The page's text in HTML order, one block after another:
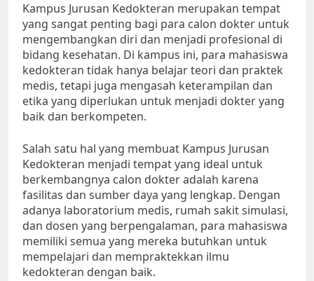
Kampus Jurusan Kedokteran merupakan tempat
yang sangat penting bagi para calon dokter untuk
mengembangkan diri dan menjadi profesional di
bidang kesehatan. Di kampus ini, para mahasiswa
kedokteran tidak hanya belajar teori dan praktek
medis, tetapi juga mengasah keterampilan dan
etika yang diperlukan untuk menjadi dokter yang
baik dan berkompeten.
Salah satu hal yang membuat Kampus Jurusan
Kedokteran menjadi tempat yang ideal untuk
berkembangnya calon dokter adalah karena
fasilitas dan sumber daya yang lengkap. Dengan
adanya laboratorium medis, rumah sakit simulasi,
dan dosen yang berpengalaman, para mahasiswa
memiliki semua yang mereka butuhkan untuk
mempelajari dan mempraktekkan ilmu
kedokteran dengan baik.